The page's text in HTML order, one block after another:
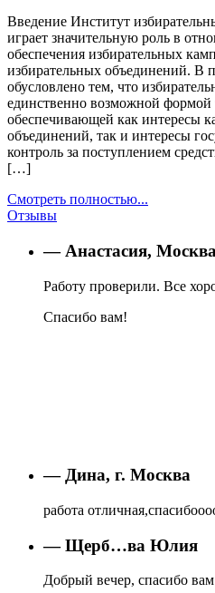
Введение Институт
играет значительную роль в
обеспечения избирательных
избирательных объединений. В
обусловлено тем, что
единственно возможной формой
обеспечивающей как интересы
объединений, так и интересы
контроль за поступлением
[…]
Смотреть полностью...
Отзывы
— Анастасия, Москва
Работу проверили. Все
Спасибо вам!
— Дина, г. Москва
работа
— Щерб…ва Юлия
Добрый вечер, спасибо